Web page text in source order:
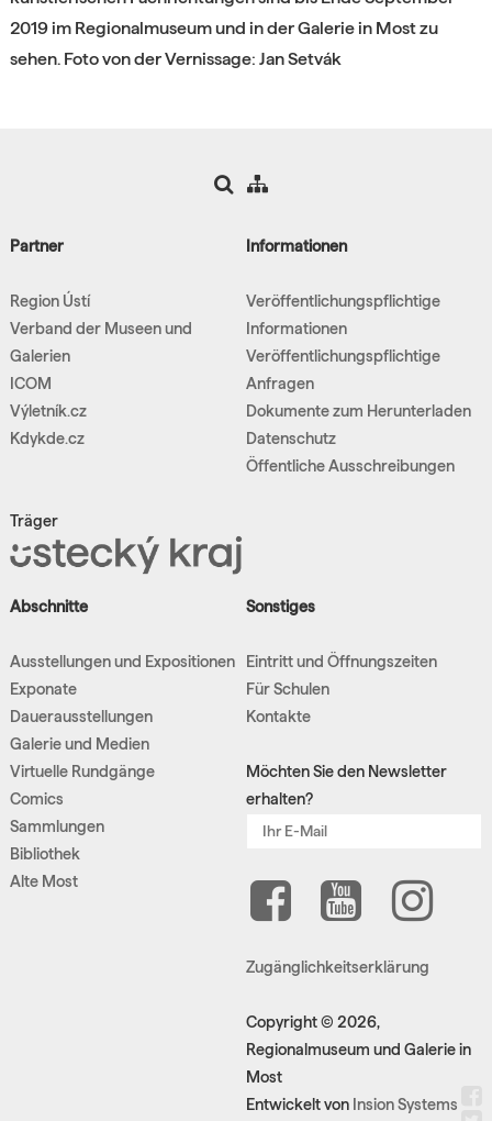
2019 im Regionalmuseum und in der Galerie in Most zu
sehen. Foto von der Vernissage: Jan Setvák
Partner
Region Ústí
Verband der Museen und
Galerien
ICOM
Výletník.cz
Kdykde.cz
Träger
Informationen
Veröffentlichungspflichtige
Informationen
Veröffentlichungspflichtige
Anfragen
Dokumente zum Herunterladen
Datenschutz
Öffentliche Ausschreibungen
Abschnitte
Ausstellungen und Expositionen
Exponate
Dauerausstellungen
Galerie und Medien
Virtuelle Rundgänge
Comics
Sammlungen
Bibliothek
Alte Most
Sonstiges
Eintritt und Öffnungszeiten
Für Schulen
Kontakte
Möchten Sie den Newsletter
erhalten?
Zugänglichkeitserklärung
Copyright © 2026,
Regionalmuseum und Galerie in
Most
Entwickelt von Insion Systems